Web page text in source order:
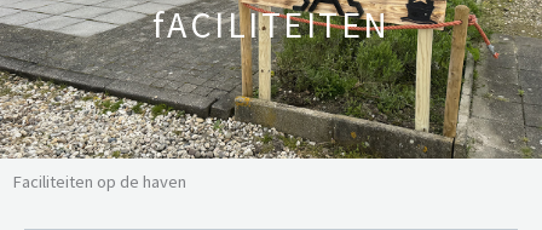
fACILITEITEN
Faciliteiten op de haven